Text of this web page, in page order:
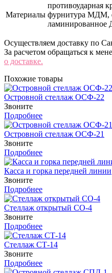
Материалы
противоударная
фурнитура МДМ,
Осуществляем доставку по
За расчетом обращаться к
о доставке.
Похожие товары
Островной стеллаж ОСФ-22
Звоните
Подробнее
Островной стеллаж ОСФ-21
Звоните
Подробнее
Касса и горка передней линии
Звоните
Подробнее
Стеллаж открытый СО-4
Звоните
Подробнее
Стеллаж СТ-14
Звоните
Подробнее